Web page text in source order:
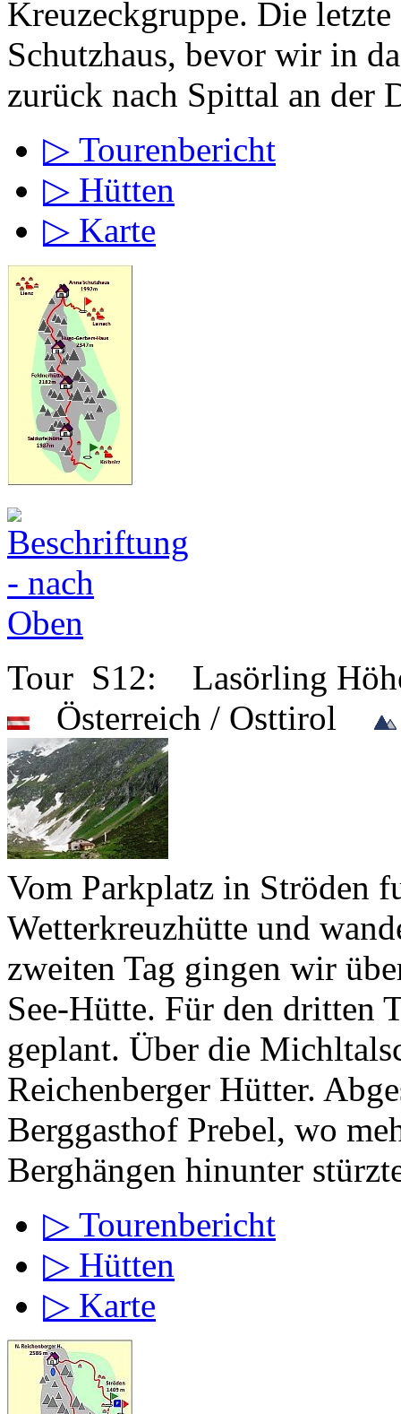
Kreuzeckgruppe. Die
Schutzhaus, bevor wir in
zurück nach Spittal an der
▷ Tourenbericht
▷ Hütten
▷ Karte
Tour S12: Lasörling
Österreich / Osttirol
Vom Parkplatz in Ströden
Wetterkreuzhütte und
zweiten Tag gingen wir
See-Hütte. Für den dritten
geplant. Über die
Reichenberger Hütter.
Berggasthof Prebel, wo
Berghängen hinunter
▷ Tourenbericht
▷ Hütten
▷ Karte